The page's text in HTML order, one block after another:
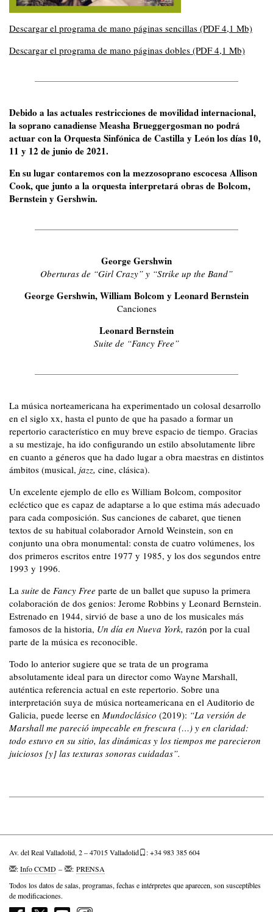
Descargar el programa de mano páginas sencillas (PDF 4,1 Mb)
Descargar el programa de mano páginas dobles (PDF 4,1 Mb)
Debido a las actuales restricciones de movilidad internacional,
la soprano canadiense Measha Brueggergosman no podrá
actuar con la Orquesta Sinfónica de Castilla y León los días 10,
11 y 12 de junio de 2021.
En su lugar contaremos con la mezzosoprano escocesa Allison
Cook, que junto a la orquesta interpretará obras de Bolcom,
Bernstein y Gershwin.
George Gershwin
Oberturas de “Girl Crazy” y “Strike up the Band”
George Gershwin, William Bolcom y Leonard Bernstein
Canciones
Leonard Bernstein
Suite de “Fancy Free”
La música norteamericana ha experimentado un colosal desarrollo
en el siglo xx, hasta el punto de que ha pasado a formar un
repertorio característico en muy breve espacio de tiempo. Gracias
a su mestizaje, ha ido configurando un estilo absolutamente libre
en cuanto a géneros que ha dado lugar a obra maestras en distintos
ámbitos (musical, jazz, cine, clásica).
Un excelente ejemplo de ello es William Bolcom, compositor
ecléctico que es capaz de adaptarse a lo que estima más adecuado
para cada composición. Sus canciones de cabaret, que tienen
textos de su habitual colaborador Arnold Weinstein, son en
conjunto una obra monumental: consta de cuatro volúmenes, los
dos primeros escritos entre 1977 y 1985, y los dos segundos entre
1993 y 1996.
La suite de Fancy Free parte de un ballet que supuso la primera
colaboración de dos genios: Jerome Robbins y Leonard Bernstein.
Estrenado en 1944, sirvió de base a uno de los musicales más
famosos de la historia, Un día en Nueva York, razón por la cual
parte de la música es reconocible.
Todo lo anterior sugiere que se trata de un programa
absolutamente ideal para un director como Wayne Marshall,
auténtica referencia actual en este repertorio. Sobre una
interpretación suya de música norteamericana en el Auditorio de
Galicia, puede leerse en Mundoclásico (2019): “La versión de
Marshall me pareció impecable en frescura (…) y en claridad:
todo estuvo en su sitio, las dinámicas y los tiempos me parecieron
juiciosos [y] las texturas sonoras cuidadas”.
Av. del Real Valladolid, 2 – 47015 Valladolid
: +34 983 385 604
:Info CCMD – : PRENSA
Todos los datos de salas, programas, fechas e intérpretes que aparecen, son susceptibles
de modificaciones.